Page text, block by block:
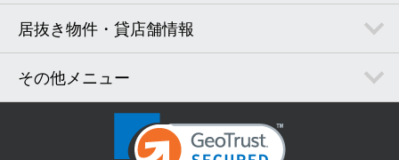
居抜き物件・貸店舗情報
その他メニュー